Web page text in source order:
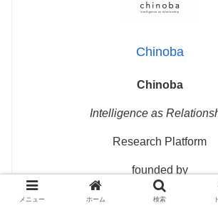
Chinoba
Chinoba
Intelligence as
Research Platform
founded by
Masao Watanabe
メニュー ホーム 検索